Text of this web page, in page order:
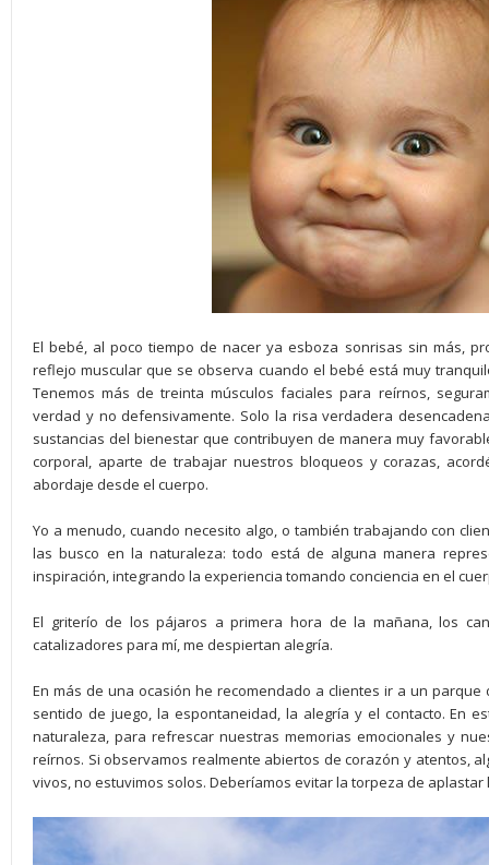
El bebé, al poco tiempo de nacer ya esboza sonrisas sin más,
reflejo muscular que se observa cuando el bebé está muy
Tenemos más de treinta músculos faciales para reírnos,
verdad y no defensivamente. Solo la risa verdadera
sustancias del bienestar que contribuyen de manera muy
corporal, aparte de trabajar nuestros bloqueos y corazas,
abordaje desde el cuerpo.
Yo a menudo, cuando necesito algo, o también trabajando con
las busco en la naturaleza: todo está de alguna manera
inspiración, integrando la experiencia tomando conciencia en el
El griterío de los pájaros a primera hora de la mañana, los
catalizadores para mí, me despiertan alegría.
En más de una ocasión he recomendado a clientes ir a un
sentido de juego, la espontaneidad, la alegría y el contacto. En
naturaleza, para refrescar nuestras memorias emocionales y
reírnos. Si observamos realmente abiertos de corazón y atentos,
vivos, no estuvimos solos. Deberíamos evitar la torpeza de